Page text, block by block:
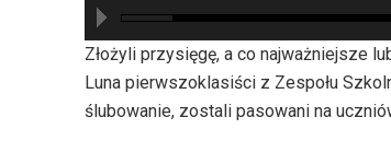
Złożyli przysięgę, a co najważniejsze
Luna pierwszoklasiści z Zespołu
ślubowanie, zostali pasowani na